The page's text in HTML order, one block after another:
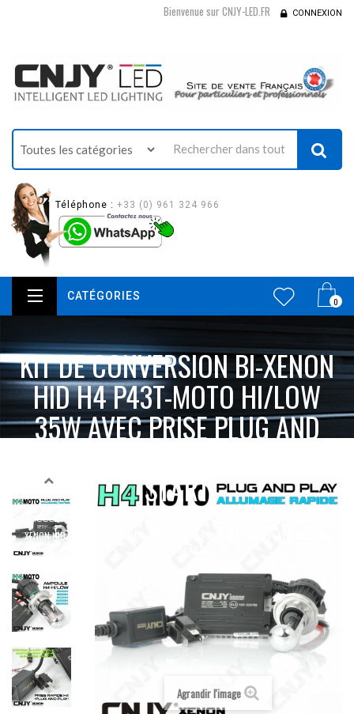
Bienvenue sur CNJY-LED.FR CONNEXION
Téléphone : +33 (0) 961 324 966
0
CATÉGORIES
KIT DE CONVERSION BI-XENON
HID H4 P43T-MOTO HI/LOW
35W AVEC PRISE PLUG AND
START
ACCUEIL
XENON HID H4 P43T-MOTO HI/LOW 35W AVEC PRISE PLUG AND PLAY & BALLAST
Agrandir l'image